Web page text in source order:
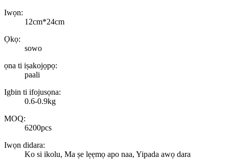
Iwọn:
12cm*24cm
Ọkọ:
sowo
ọna ti iṣakojọpọ:
paali
Igbin ti ifojusọna:
0.6-0.9kg
MOQ:
6200pcs
Iwọn didara:
Ko si ikolu, Ma ṣe lẹẹmọ apo naa, Yipada awọ dara